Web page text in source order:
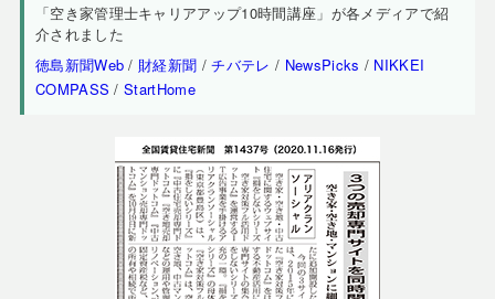
「空き家管理士キャリアアップ10時間講座」が各メディアで紹
介されました
徳島新聞Web / 財経新聞 /チバテレ / NewsPicks / NIKKEI
COMPASS /StartHome